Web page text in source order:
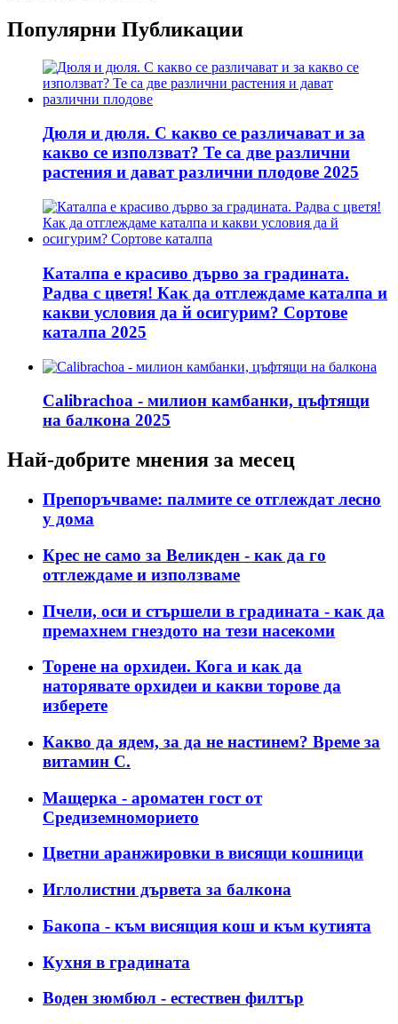
Популярни Публикации
Дюля и дюля. С какво се различават и за
какво се използват? Те са две различни
растения и дават различни плодове 2025
Каталпа е красиво дърво за градината.
Радва с цветя! Как да отглеждаме каталпа и
какви условия да й осигурим? Сортове
каталпа 2025
Calibrachoa - милион камбанки, цъфтящи
на балкона 2025
Най-добрите мнения за месец
Препоръчваме: палмите се отглеждат лесно
у дома
Крес не само за Великден - как да го
отглеждаме и използваме
Пчели, оси и стършели в градината - как да
премахнем гнездото на тези насекоми
Торене на орхидеи. Кога и как да
наторявате орхидеи и какви торове да
изберете
Какво да ядем, за да не настинем? Време за
витамин С.
Мащерка - ароматен гост от
Средиземноморието
Цветни аранжировки в висящи кошници
Иглолистни дървета за балкона
Бакопа - към висящия кош и към кутията
Кухня в градината
Воден зюмбюл - естествен филтър